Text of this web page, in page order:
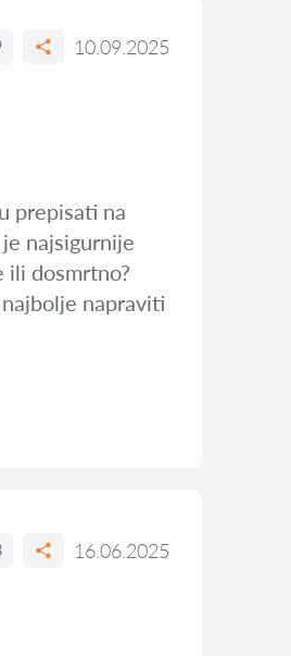
10.09.2025
prepisati na
najsigurnije
ili dosmrtno?
napraviti
16.06.2025